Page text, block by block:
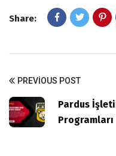
Share:
PREVIOUS POST
Pardus
Programları